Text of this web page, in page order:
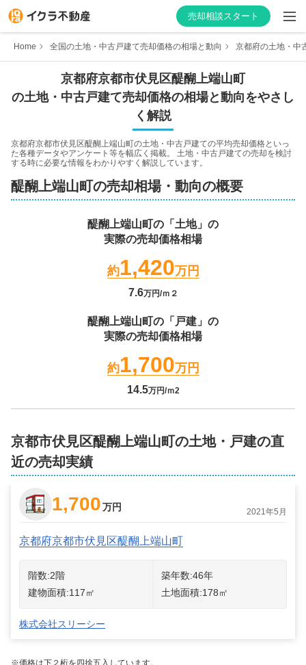
売却相談スタート
はじめての方へ
不動産会社を探す
不動産会社向け情報
Home 全国の土地・中古戸建て売却価格の相場と動向 京都府の土地・中
京都府京都市伏見区醍醐上端山町
の土地・中古戸建て売却価格の相場と動向をやさし
く解説
京都府京都市伏見区醍醐上端山町の土地・中古戸建ての平均売却価格といっ
た各種データやアンケート等を幅広く掲載。 土地・中古戸建ての売却を検討
する時に必要な情報をわかりやすく解説しています。
醍醐上端山町の売却相場・動向の概要
醍醐上端山町の「土地」の
実際の売却価格相場
約1,420万円
7.6万円/ｍ２
醍醐上端山町の「戸建」の
実際の売却価格相場
約1,700万円
14.5万円/ｍ2
京都市伏見区醍醐上端山町の土地・戸建の直
近の売却実績
1,700万円 2021年5月
京都府京都市伏見区醍醐上端山町
階数:2階 築年数:46年
建物面積:117㎡ 土地面積:178㎡
株式会社スリーシー
※価格は下２桁を四捨五入しています。